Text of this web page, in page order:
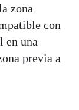
zona
con
en una
previa a